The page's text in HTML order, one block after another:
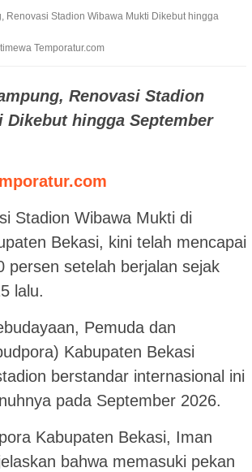
Temporatur.com
Renovasi Stadion
Dikebut hingga September
Stadion Wibawa Mukti di
Bekasi, kini telah mencapai
persen setelah berjalan sejak
lalu.
Pemuda dan
Kabupaten Bekasi
berstandar internasional ini
pada September 2026.
Kabupaten Bekasi, Iman
bahwa memasuki pekan